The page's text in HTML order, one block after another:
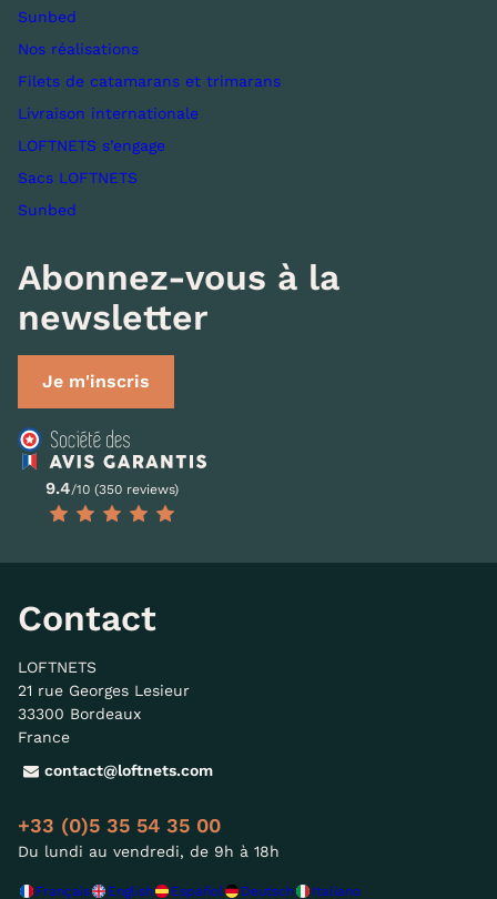
Sunbed
Nos réalisations
Filets de catamarans et trimarans
Livraison internationale
LOFTNETS s’engage
Sacs LOFTNETS
Sunbed
Abonnez-vous à la
newsletter
Je m'inscris
9.4/10 (350 reviews)
Contact
LOFTNETS
21 rue Georges Lesieur
33300 Bordeaux
France
contact@loftnets.com
+33 (0)5 35 54 35 00
Du lundi au vendredi, de 9h à 18h
Français English Español Deutsch Italiano